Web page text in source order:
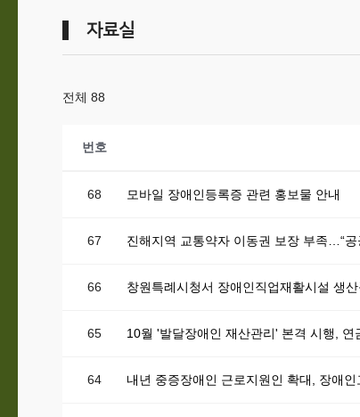
자료실
전체 88
번호
68 모바일 장애인등록증 관련 홍보물 안내
67 진해지역 교통약자 이동권 보장 부족…“
66 창원특례시청서 장애인직업재활시설 생
65 10월 '발달장애인 재산관리' 본격 시행, 연
64 내년 중증장애인 근로지원인 확대, 장애